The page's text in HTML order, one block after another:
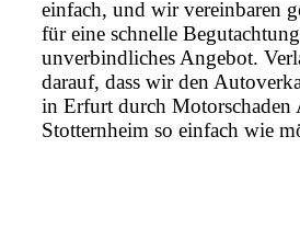
einfach, und wir vereinbaren
für eine schnelle
unverbindliches Angebot.
darauf, dass wir den
in Erfurt durch
Stotternheim so einfach wie